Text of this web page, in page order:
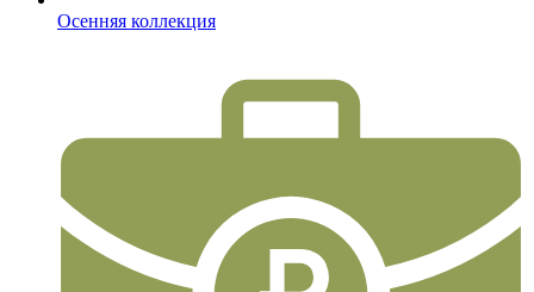
Осенняя коллекция